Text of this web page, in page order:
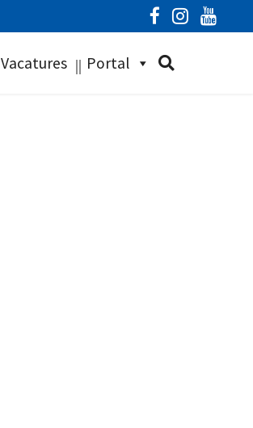
Vacatures Portal